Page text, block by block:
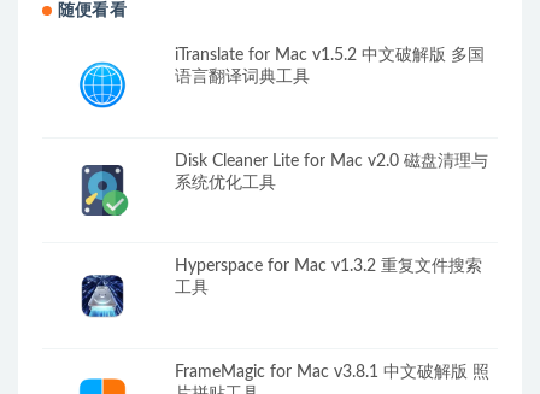
随便看看
iTranslate for Mac v1.5.2 中文破解版 多国
语言翻译词典工具
Disk Cleaner Lite for Mac v2.0 磁盘清理与
系统优化工具
Hyperspace for Mac v1.3.2 重复文件搜索
工具
FrameMagic for Mac v3.8.1 中文破解版 照